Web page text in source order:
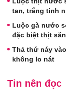
tan, trắng tinh
Luộc gà nước
đặc biệt thịt
Thả thứ náy
không lo nát
Tin nên đọc